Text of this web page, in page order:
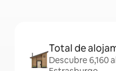
Total de
Descubre 6,160